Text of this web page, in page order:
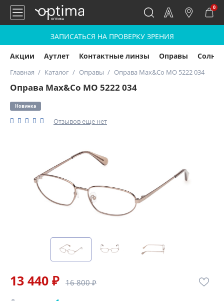
0
ЗАПИСАТЬСЯ НА ПРОВЕРКУ ЗРЕНИЯ
Акции Аутлет Контактные линзы Оправы
Главная Каталог Оправы Оправа Max&Co MO 5222 034
Оправа Max&Co MO 5222 034
Новинка
Отзывов еще нет
13 440 ₽ 16 800 ₽